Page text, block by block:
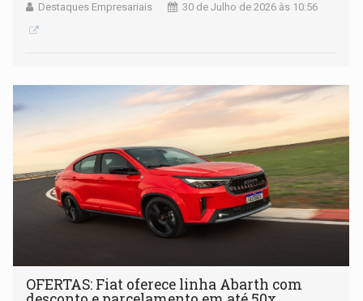
Destaques Empresariais 30 de Julho de 2026 às 10:56
OFERTAS: Fiat oferece linha Abarth com